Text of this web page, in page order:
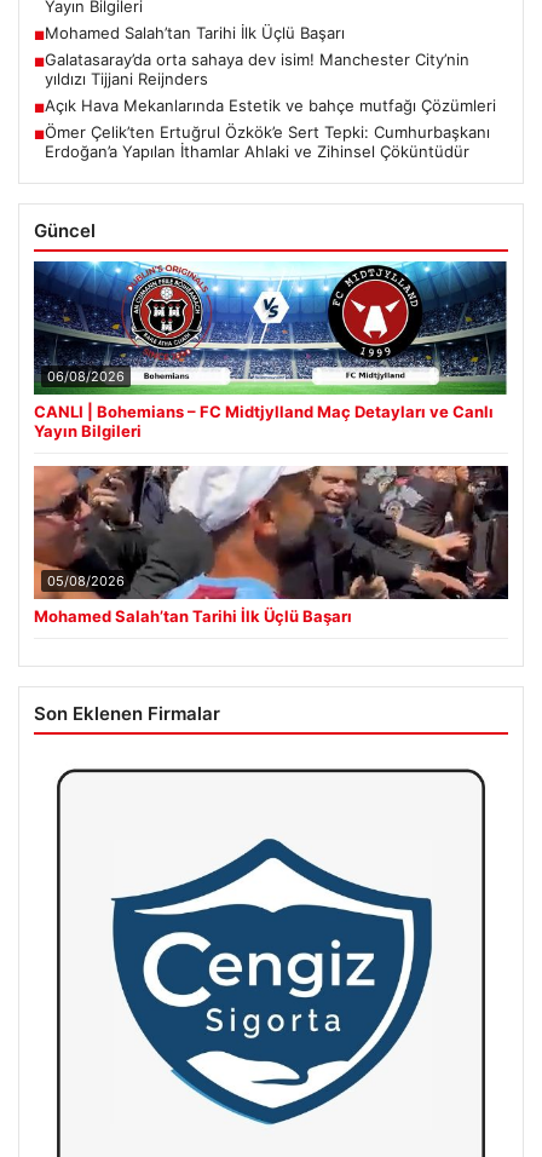
Yayın Bilgileri
■Mohamed Salah’tan Tarihi İlk Üçlü Başarı
■Galatasaray’da orta sahaya dev isim! Manchester City’nin
yıldızı Tijjani Reijnders
■Açık Hava Mekanlarında Estetik ve bahçe mutfağı Çözümleri
■Ömer Çelik’ten Ertuğrul Özkök’e Sert Tepki: Cumhurbaşkanı
Erdoğan’a Yapılan İthamlar Ahlaki ve Zihinsel Çöküntüdür
Güncel
06/08/2026
CANLI | Bohemians – FC Midtjylland Maç Detayları ve Canlı
Yayın Bilgileri
05/08/2026
Mohamed Salah’tan Tarihi İlk Üçlü Başarı
Son Eklenen Firmalar